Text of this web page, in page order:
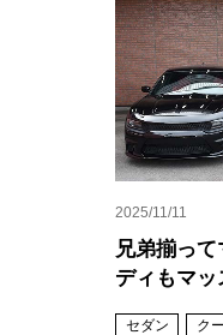
2025/11/11
兄弟揃っ
ディもマッ
セダン ク